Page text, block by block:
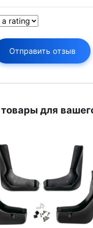
Отправить отзыв
товары для